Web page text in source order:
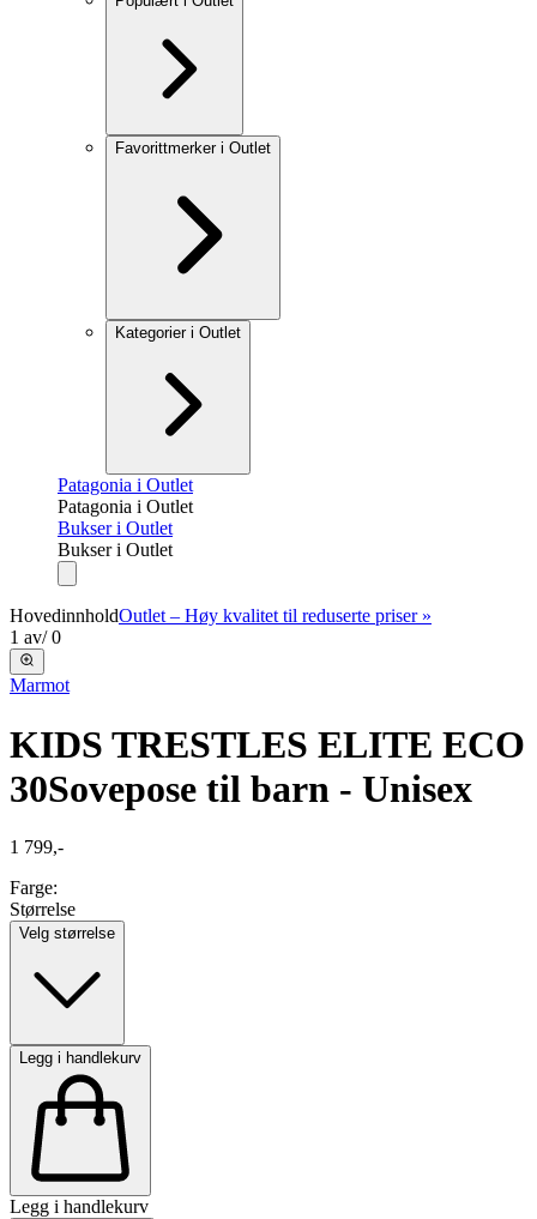
Favorittmerker i Outlet
Kategorier i Outlet
Patagonia i Outlet
Patagonia i Outlet
Bukser i Outlet
Bukser i Outlet
HovedinnholdOutlet – Høy kvalitet til reduserte priser »
1 av/ 0
Marmot
KIDS TRESTLES ELITE ECO
30Sovepose til barn - Unisex
1 799,-
Farge:
Størrelse
Velg størrelse
Legg i handlekurv
Legg i handlekurv